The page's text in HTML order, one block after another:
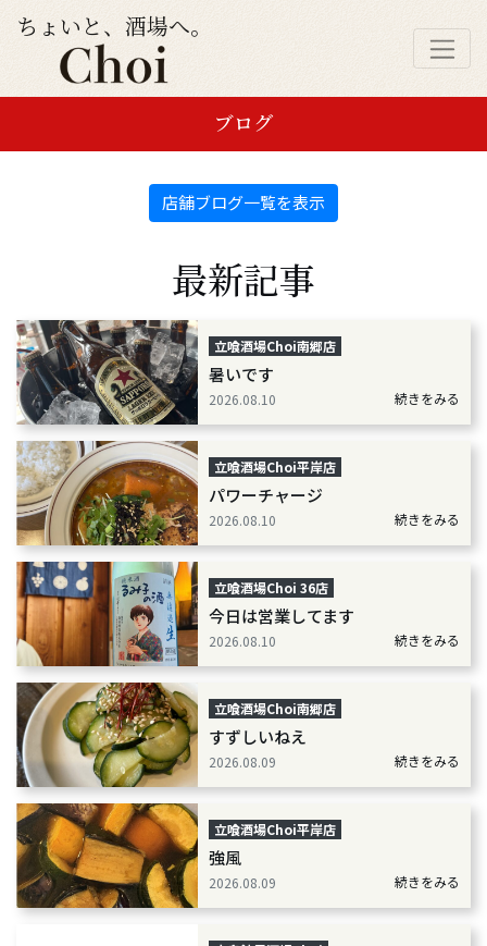
ちょいと、酒場へ。
ブログ
店舗ブログ一覧を表示
最新記事
立喰酒場Choi南郷店
暑いです
2026.08.10 続きをみる
立喰酒場Choi平岸店
パワーチャージ
2026.08.10 続きをみる
立喰酒場Choi 36店
今日は営業してます
2026.08.10 続きをみる
立喰酒場Choi南郷店
すずしいねえ
2026.08.09 続きをみる
立喰酒場Choi平岸店
強風
2026.08.09 続きをみる